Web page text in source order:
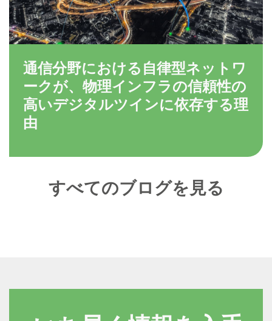
通信分野における自律型ネットワ
ークが、物理インフラの信頼性の
高いデジタルツインに依存する理
由
すべてのブログを見る